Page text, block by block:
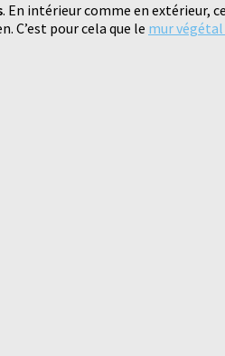
. En intérieur comme en extérieur,
C’est pour cela que le mur